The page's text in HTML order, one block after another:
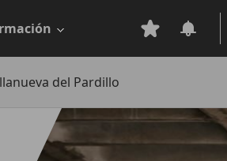
del Pardillo